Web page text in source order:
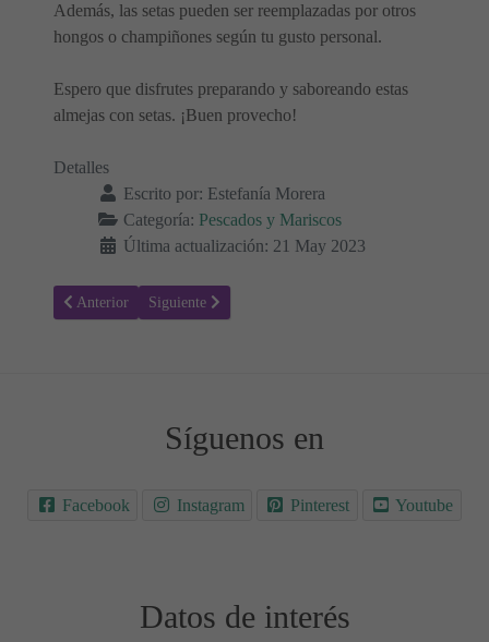
Además, las setas pueden ser reemplazadas por otros
hongos o champiñones según tu gusto personal.
Espero que disfrutes preparando y saboreando estas
almejas con setas. ¡Buen provecho!
Detalles
Escrito por: Estefanía Morera
Categoría: Pescados y Mariscos
Última actualización: 21 May 2023
Artículo anterior: Hamburguesas de Pescado y Chorizo: Una fusión
Anterior Artículo siguiente: Pipirrana: Una receta tradicional
Siguiente
Síguenos en
Facebook Instagram Pinterest Youtube
Datos de interés